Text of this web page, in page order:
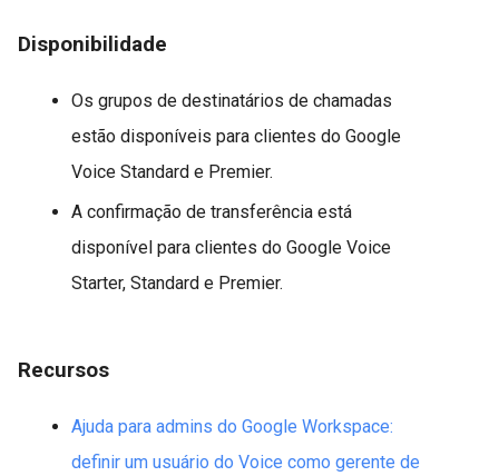
Disponibilidade
Os grupos de destinatários de chamadas
estão disponíveis para clientes do Google
Voice Standard e Premier.
A confirmação de transferência está
disponível para clientes do Google Voice
Starter, Standard e Premier.
Recursos
Ajuda para admins do Google Workspace:
definir um usuário do Voice como gerente de